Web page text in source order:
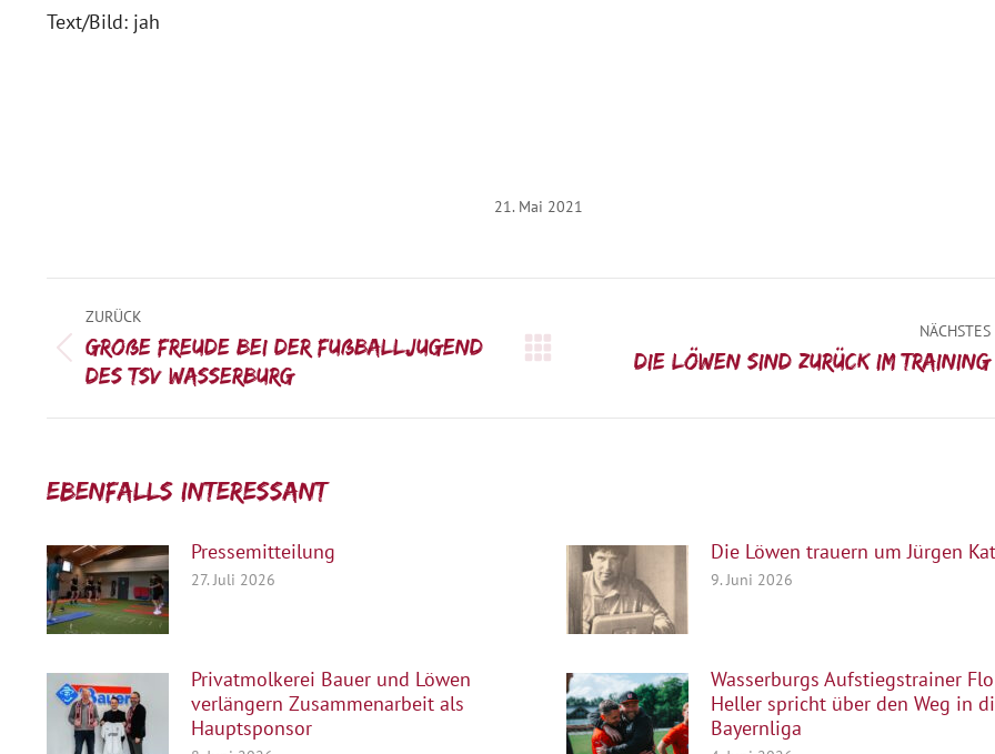
Text/Bild: jah
21. Mai 2021
ZURÜCK
Vorheriger
Beitrag:
Große Freude bei der Fußballjugend
des TSV Wasserburg
NÄCHSTES
NächsterDie Löwen sind zurück im Training
Ebenfalls interessant:
Pressemitteilung
27. Juli 2026
Die Löwen trauern um Jürgen
9. Juni 2026
Privatmolkerei Bauer und Löwen
verlängern Zusammenarbeit als
Hauptsponsor
Wasserburgs Aufstiegstrainer
Heller spricht über den Weg in
Bayernliga